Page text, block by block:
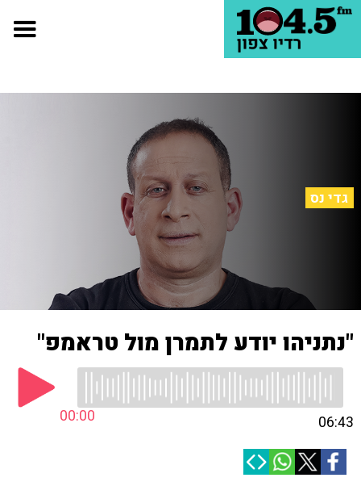
גדי נס
"נתניהו יודע לתמרן מול טראמפ"
00:00 06:43